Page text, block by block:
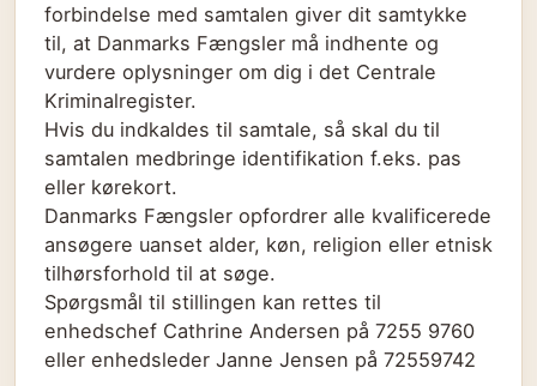
forbindelse med samtalen giver dit samtykke
til, at Danmarks Fængsler må indhente og
vurdere oplysninger om dig i det Centrale
Kriminalregister.
Hvis du indkaldes til samtale, så skal du til
samtalen medbringe identifikation f.eks. pas
eller kørekort.
Danmarks Fængsler opfordrer alle kvalificerede
ansøgere uanset alder, køn, religion eller etnisk
tilhørsforhold til at søge.
Spørgsmål til stillingen kan rettes til
enhedschef Cathrine Andersen på 7255 9760
eller enhedsleder Janne Jensen på 72559742